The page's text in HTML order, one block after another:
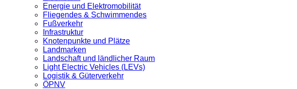
Energie und Elektromobilität
Fliegendes & Schwimmendes
Fußverkehr
Infrastruktur
Knotenpunkte und Plätze
Landmarken
Landschaft und ländlicher Raum
Light Electric Vehicles (LEVs)
Logistik & Güterverkehr
ÖPNV